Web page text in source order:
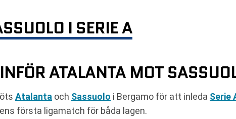
I SERIE A
ATALANTA MOT
Atalanta och Sassuolo i Bergamo för att inleda Serie
första ligamatch för båda lagen.